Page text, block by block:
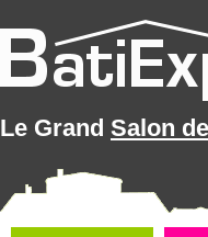
Le Grand Salon